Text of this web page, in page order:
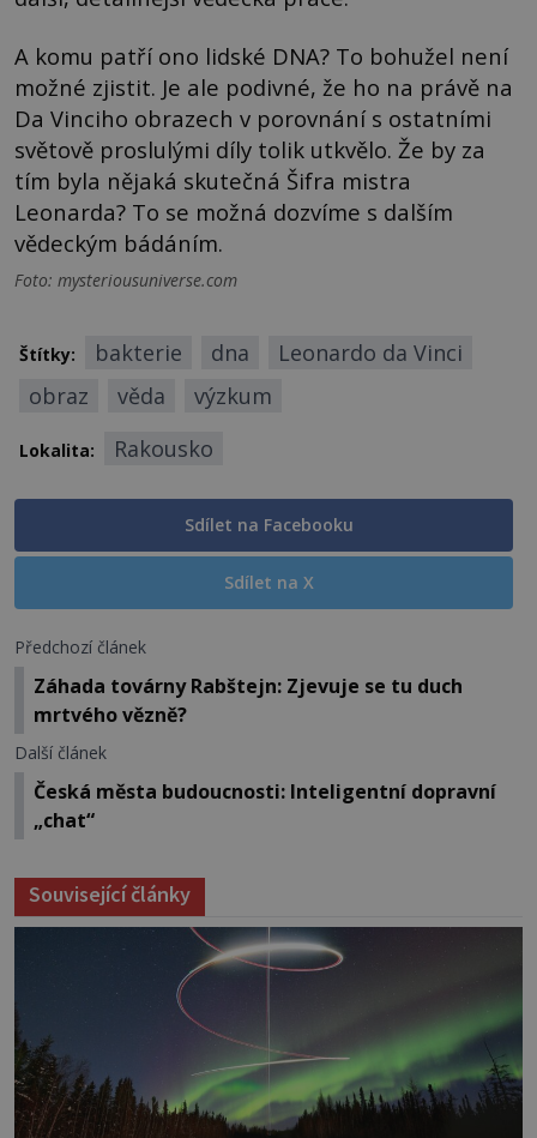
A komu patří ono lidské DNA? To bohužel není
možné zjistit. Je ale podivné, že ho na právě na
Da Vinciho obrazech v porovnání s ostatními
světově proslulými díly tolik utkvělo. Že by za
tím byla nějaká skutečná Šifra mistra
Leonarda? To se možná dozvíme s dalším
vědeckým bádáním.
Foto: mysteriousuniverse.com
Štítky: bakterie dna
Leonardo da Vinci
obraz
věda výzkum
Lokalita: Rakousko
Sdílet na Facebooku
Sdílet na X
Předchozí článek
Záhada továrny Rabštejn: Zjevuje se tu duch
mrtvého vězně?
Další článek
Česká města budoucnosti: Inteligentní dopravní
„chat“
Související články